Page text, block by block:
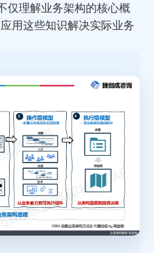
仅理解业务架构的核心概
用这些知识解决实际业务